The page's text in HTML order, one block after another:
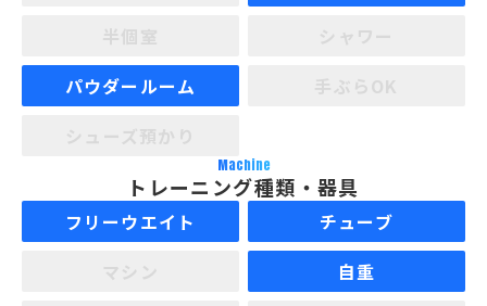
パウダールーム
Machine
トレーニング種類・器具
フリーウエイト
チューブ
自重